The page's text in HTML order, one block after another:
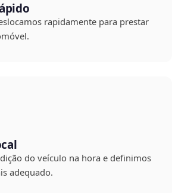
rapidamente para prestar
do veículo na hora e definimos
adequado.